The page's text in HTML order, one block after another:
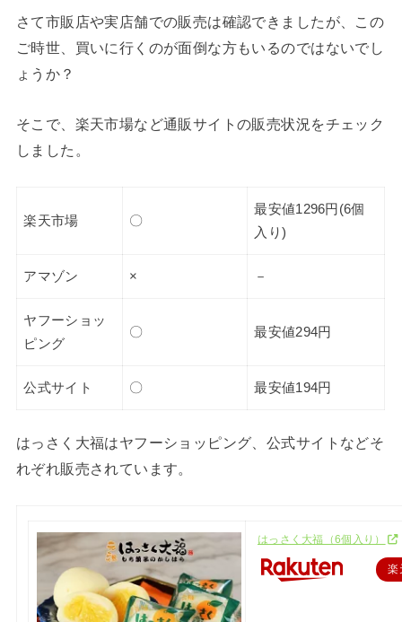
さて市販店や実店舗での販売は確認できましたが、この
ご時世、買いに行くのが面倒な方もいるのではないでし
ょうか？
そこで、楽天市場など通販サイトの販売状況をチェック
しました。
楽天市場 〇
最安値1296円(6個
入り)
アマゾン × －
ヤフーショッ
ピング
〇 最安値294円
公式サイト 〇 最安値194円
はっさく大福はヤフーショッピング、公式サイトなどそ
れぞれ販売されています。
はっさく大福（6個入り）
楽